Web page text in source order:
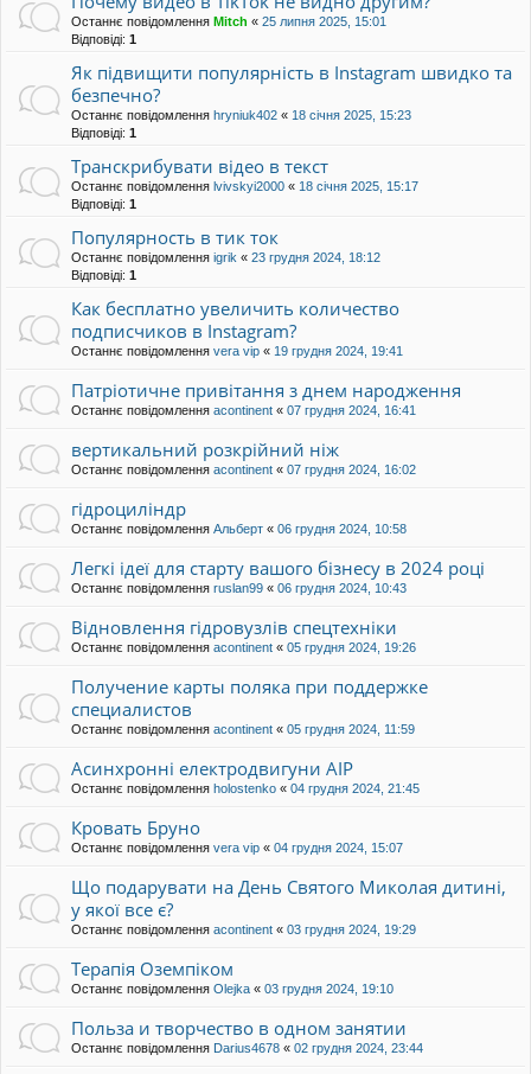
Останнє повідомлення Mitch « 25 липня 2025, 15:01
Відповіді: 1
Як підвищити популярність в Instagram швидко та
безпечно?
Останнє повідомлення hryniuk402 « 18 січня 2025, 15:23
Відповіді: 1
Транскрибувати відео в текст
Останнє повідомлення lvivskyi2000 « 18 січня 2025, 15:17
Відповіді: 1
Популярность в тик ток
Останнє повідомлення igrik « 23 грудня 2024, 18:12
Відповіді: 1
Как бесплатно увеличить количество
подписчиков в Instagram?
Останнє повідомлення vera vip « 19 грудня 2024, 19:41
Патріотичне привітання з днем народження
Останнє повідомлення acontinent « 07 грудня 2024, 16:41
вертикальний розкрійний ніж
Останнє повідомлення acontinent « 07 грудня 2024, 16:02
гідроциліндр
Останнє повідомлення Альберт « 06 грудня 2024, 10:58
Легкі ідеї для старту вашого бізнесу в 2024 році
Останнє повідомлення ruslan99 « 06 грудня 2024, 10:43
Відновлення гідровузлів спецтехніки
Останнє повідомлення acontinent « 05 грудня 2024, 19:26
Получение карты поляка при поддержке
специалистов
Останнє повідомлення acontinent « 05 грудня 2024, 11:59
Асинхронні електродвигуни АІР
Останнє повідомлення holostenko « 04 грудня 2024, 21:45
Кровать Бруно
Останнє повідомлення vera vip « 04 грудня 2024, 15:07
Що подарувати на День Святого Миколая дитині,
у якої все є?
Останнє повідомлення acontinent « 03 грудня 2024, 19:29
Терапія Оземпіком
Останнє повідомлення Olejka « 03 грудня 2024, 19:10
Польза и творчество в одном занятии
Останнє повідомлення Darius4678 « 02 грудня 2024, 23:44